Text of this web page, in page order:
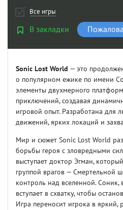
Все игры
В закладки
Sonic Lost World — это
о популярном ежике по имени
элементы двухмерного
приключений, создавая
игровой опыт. Разработана для
движений, ярких локаций и
Мир и сюжет Sonic Lost World
борьбы героя с зловредными
выступает доктор Эгман,
группой врагов — Смертельной
контроль над вселенной. Соник,
вступает в схватку, чтобы
Игра переносит игрока в яркий,